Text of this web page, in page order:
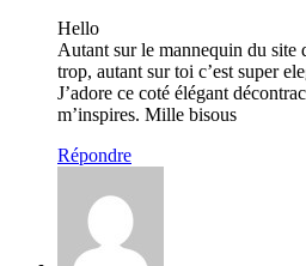
Hello
Autant sur le mannequin du site
trop, autant sur toi c’est super
J’adore ce coté élégant
m’inspires. Mille bisous
Répondre